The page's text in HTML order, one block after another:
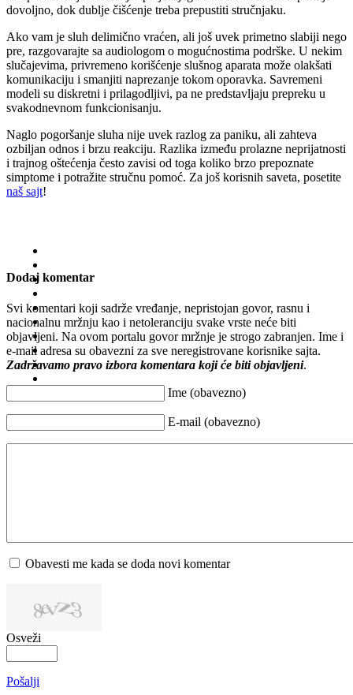
dovoljno, dok dublje čišćenje treba prepustiti stručnjaku.
Ako vam je sluh delimično vraćen, ali još uvek primetno slabiji nego
pre, razgovarajte sa audiologom o mogućnostima podrške. U nekim
slučajevima, privremeno korišćenje slušnog aparata može olakšati
komunikaciju i smanjiti naprezanje tokom oporavka. Savremeni
modeli su diskretni i prilagodljivi, pa ne predstavljaju prepreku u
svakodnevnom funkcionisanju.
Naglo pogoršanje sluha nije uvek razlog za paniku, ali zahteva
ozbiljan odnos i brzu reakciju. Razlika između prolazne neprijatnosti
i trajnog oštećenja često zavisi od toga koliko brzo prepoznate
simptome i potražite stručnu pomoć. Za još korisnih saveta, posetite
naš sajt!
Dodaj komentar
Svi komentari koji sadrže vređanje, nepristojan govor, rasnu i
nacionalnu mržnju kao i netoleranciju svake vrste neće biti
objavljeni. Na ovom portalu govor mržnje je strogo zabranjen. Ime i
e-mail adresa su obavezni za sve neregistrovane korisnike sajta.
Zadržavamo pravo izbora komentara koji će biti objavljeni.
Ime (obavezno)
E-mail (obavezno)
Obavesti me kada se doda novi komentar
Osveži
Pošalji